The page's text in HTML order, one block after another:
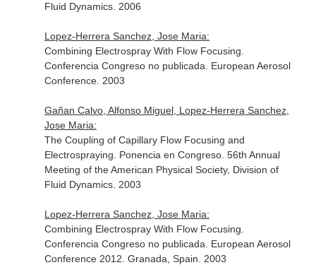
Fluid Dynamics. 2006
Lopez-Herrera Sanchez, Jose Maria:
Combining Electrospray With Flow Focusing.
Conferencia Congreso no publicada. European Aerosol
Conference. 2003
Gañan Calvo, Alfonso Miguel, Lopez-Herrera Sanchez,
Jose Maria:
The Coupling of Capillary Flow Focusing and
Electrospraying. Ponencia en Congreso. 56th Annual
Meeting of the American Physical Society, Division of
Fluid Dynamics. 2003
Lopez-Herrera Sanchez, Jose Maria:
Combining Electrospray With Flow Focusing.
Conferencia Congreso no publicada. European Aerosol
Conference 2012. Granada, Spain. 2003